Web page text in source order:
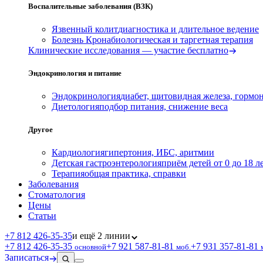
Воспалительные заболевания (ВЗК)
Язвенный колитдиагностика и длительное ведение
Болезнь Кронабиологическая и таргетная терапия
Клинические исследования — участие бесплатно
Эндокринология и питание
Эндокринологиядиабет, щитовидная железа,
Диетологияподбор питания, снижение веса
Другое
Кардиологиягипертония, ИБС, аритмии
Детская гастроэнтерологияприём детей от 0 до 18
Терапияобщая практика, справки
Заболевания
Стоматология
Цены
Статьи
+7 812 426‑35‑35и ещё 2 линии
+7 812 426‑35‑35 основной+7 921 587‑81‑81 моб.+7 931 357‑81‑81
Записаться